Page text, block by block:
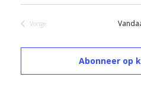
Vorige
Evenementen
Abonneer op